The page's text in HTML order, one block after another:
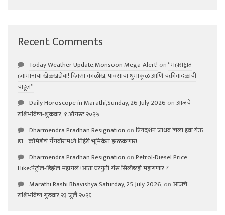
Recent Comments
Today Weather Update,Monsoon Mega-Alert! on“महाराष्ट्रात
हवामानाचा खेळखंडोबा! दिवसा काळोख, पावसाचा धुमाकूळ आणि चक्रीवादळाची
चाहूल”
Daily Horoscope in Marathi,Sunday, 26 July 2026 onआजचे
राशिभविष्य-शुक्रवार, १ ऑगस्ट २०२५
Dharmendra Pradhan Resignation onप्रियदर्शन जाधव ‘चला हवा येऊ
द्या –कॉमेडीचं गॅंगवॉर’मध्ये तिहेरी भूमिकेत झळकणार!
Dharmendra Pradhan Resignation onPetrol-Diesel Price
Hike:पेट्रोल-डिझेल महागलं !आता घरगुती गॅस सिलेंडरही महागणार ?
Marathi Rashi Bhavishya,Saturday, 25 July 2026,onआजचे
राशिभविष्य गुरुवार,२३ जुलै २०२६